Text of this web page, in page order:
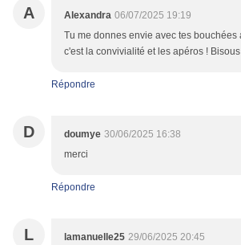
A Alexandra 06/07/2025 19:19
Tu me donnes envie avec tes bouchées
c'est la convivialité et les apéros ! Bisous
Répondre
D doumye 30/06/2025 16:38
merci
Répondre
L lamanuelle25 29/06/2025 20:45